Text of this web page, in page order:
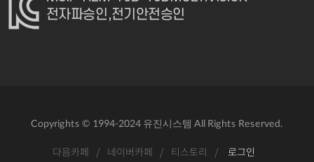
Copyrights © 1994-2024 유진시스템 All Rights Reserved.
다음카페 / 네이버카페 / 티스토리 / 로그인